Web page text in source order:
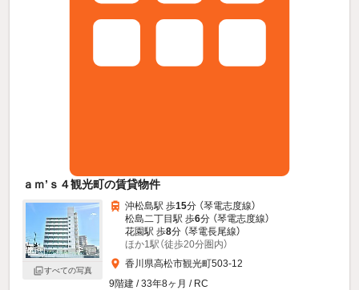
ａｍ’ｓ４観光町の賃貸物件
すべての写真
沖松島駅 歩15分 （琴電志度線）
松島二丁目駅 歩6分 （琴電志度線）
花園駅 歩8分 （琴電長尾線）
ほか1駅（徒歩20分圏内）
香川県高松市観光町503-12
9階建 / 33年8ヶ月 / RC